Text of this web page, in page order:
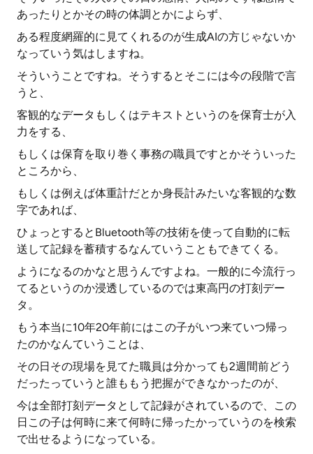
あったりとかその時の体調とかによらず、
ある程度網羅的に見てくれるのが生成AIの方じゃないか
なっていう気はしますね。
そういうことですね。そうするとそこには今の段階で言
うと、
客観的なデータもしくはテキストというのを保育士が入
力をする、
もしくは保育を取り巻く事務の職員ですとかそういった
ところから、
もしくは例えば体重計だとか身長計みたいな客観的な数
字であれば、
ひょっとするとBluetooth等の技術を使って自動的に転
送して記録を蓄積するなんていうこともできてくる。
ようになるのかなと思うんですよね。一般的に今流行っ
てるというのか浸透しているのでは東高円の打刻デー
タ。
もう本当に10年20年前にはこの子がいつ来ていつ帰っ
たのかなんていうことは、
その日その現場を見てた職員は分かっても2週間前どう
だったっていうと誰ももう把握ができなかったのが、
今は全部打刻データとして記録がされているので、この
日この子は何時に来て何時に帰ったかっていうのを検索
で出せるようになっている。